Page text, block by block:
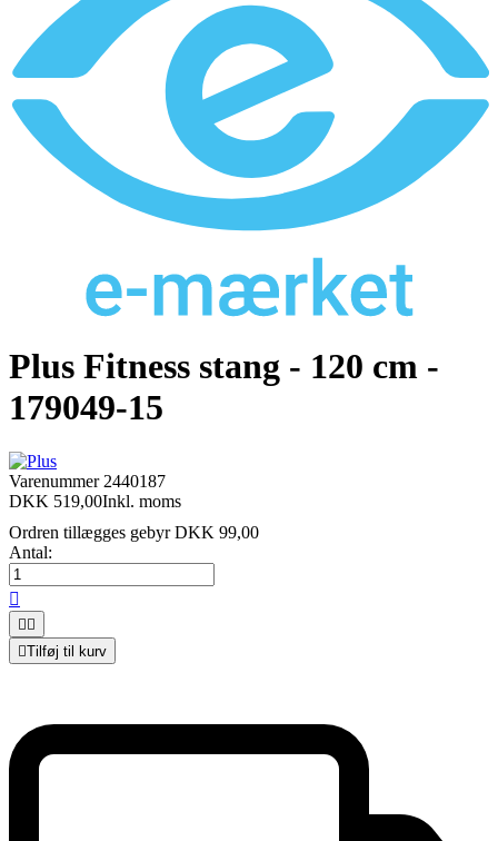
Plus Fitness stang - 120 cm -
179049-15
Varenummer 2440187
DKK 519,00Inkl. moms
Ordren tillægges gebyr DKK 99,00
Antal:

 
Tilføj til kurv